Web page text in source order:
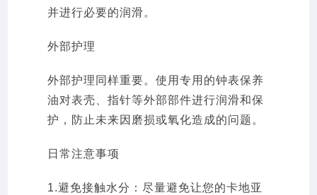
并进行必要的润滑。
外部护理
外部护理同样重要。使用专用的钟表保养
油对表壳、指针等外部部件进行润滑和保
护，防止未来因磨损或氧化造成的问题。
日常注意事项
1.避免接触水分：尽量避免让您的卡地亚